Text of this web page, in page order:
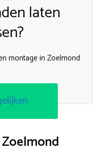
laten
montage in Zoelmond